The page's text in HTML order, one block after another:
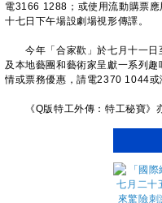
電3166 1288；或使用流動購票
十七日下午場設劇場視形傳譯。
今年「合家歡」於七月十一日
及本地藝團和藝術家呈獻一系列
情或票務優惠，請電2370 1044或
《Q版特工外傳：特工秘寶》亦